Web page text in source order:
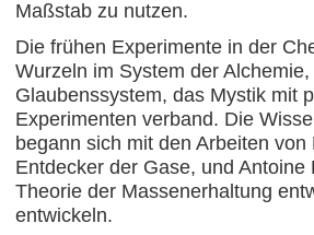
Maßstab zu nutzen.
Die frühen Experimente in der
Wurzeln im System der Alchemie,
Glaubenssystem, das Mystik mit
Experimenten verband. Die
begann sich mit den Arbeiten von
Entdecker der Gase, und Antoine
Theorie der Massenerhaltung
entwickeln.